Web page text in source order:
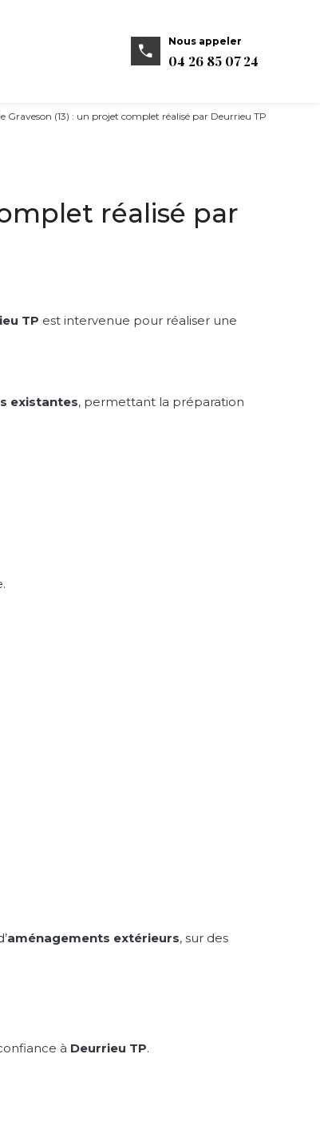
Nous appeler
04 26 85 07 24
Graveson (13) : un projet complet réalisé par Deurrieu TP
réalisé par
TP est intervenue pour réaliser une
existantes, permettant la préparation
aménagements extérieurs, sur des
à Deurrieu TP.